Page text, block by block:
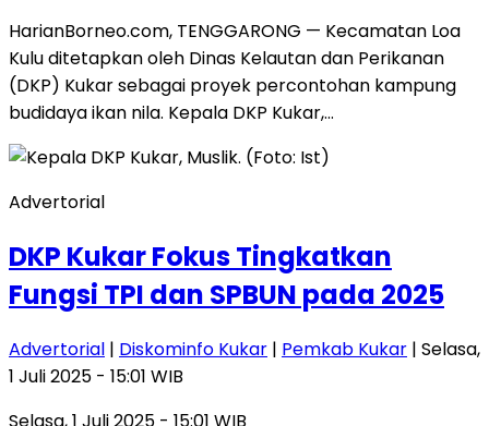
HarianBorneo.com, TENGGARONG — Kecamatan Loa
Kulu ditetapkan oleh Dinas Kelautan dan Perikanan
(DKP) Kukar sebagai proyek percontohan kampung
budidaya ikan nila. Kepala DKP Kukar,…
Advertorial
DKP Kukar Fokus Tingkatkan
Fungsi TPI dan SPBUN pada 2025
Advertorial | Diskominfo Kukar | Pemkab Kukar | Selasa,
1 Juli 2025 - 15:01 WIB
Selasa, 1 Juli 2025 - 15:01 WIB